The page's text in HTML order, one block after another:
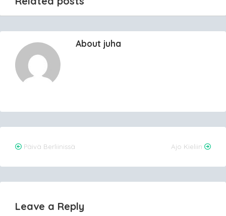
About juha
Post
navigation
Päivä Berliinissä Ajo Kieliin
Leave a Reply